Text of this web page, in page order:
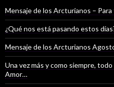
Mensaje de los Arcturianos –
¿Qué nos está pasando estos
Mensaje de los Arcturianos
Una vez más y como siempre,
Amor…